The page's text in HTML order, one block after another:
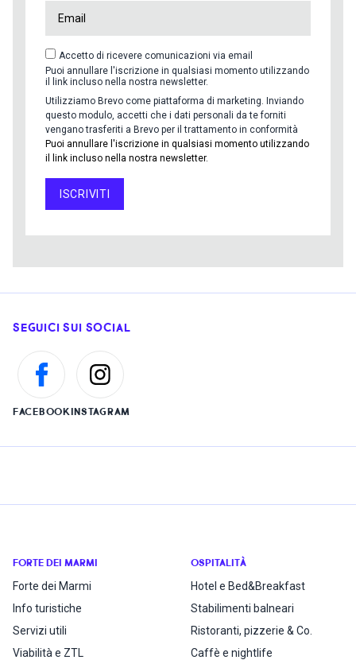
Accetto di ricevere comunicazioni via email
Puoi annullare l'iscrizione in qualsiasi momento utilizzando
il link incluso nella nostra newsletter.
Utilizziamo Brevo come piattaforma di marketing. Inviando
questo modulo, accetti che i dati personali da te forniti
vengano trasferiti a Brevo per il trattamento in conformità
Puoi annullare l'iscrizione in qualsiasi momento utilizzando
il link incluso nella nostra newsletter.
ISCRIVITI
SEGUICI SUI SOCIAL
FACEBOOKINSTAGRAM
FORTE DEI MARMI
Forte dei Marmi
Info turistiche
Servizi utili
Viabilità e ZTL
OSPITALITÀ
Hotel e Bed&Breakfast
Stabilimenti balneari
Ristoranti, pizzerie & Co.
Caffè e nightlife